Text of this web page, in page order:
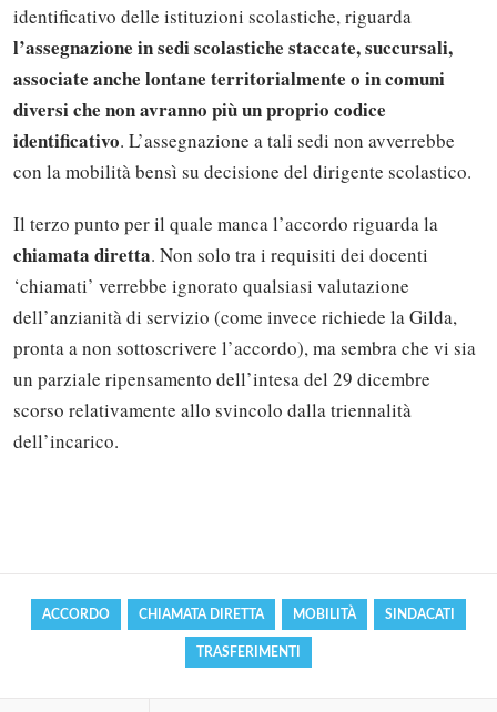
identificativo delle istituzioni scolastiche, riguarda
l’assegnazione in sedi scolastiche staccate, succursali,
associate anche lontane territorialmente o in comuni
diversi che non avranno più un proprio codice
identificativo. L’assegnazione a tali sedi non avverrebbe
con la mobilità bensì su decisione del dirigente scolastico.
Il terzo punto per il quale manca l’accordo riguarda la
chiamata diretta. Non solo tra i requisiti dei docenti
‘chiamati’ verrebbe ignorato qualsiasi valutazione
dell’anzianità di servizio (come invece richiede la Gilda,
pronta a non sottoscrivere l’accordo), ma sembra che vi sia
un parziale ripensamento dell’intesa del 29 dicembre
scorso relativamente allo svincolo dalla triennalità
dell’incarico.
ACCORDO CHIAMATA DIRETTA MOBILITÀ SINDACATI
TRASFERIMENTI
Effettua il Login o Registrati